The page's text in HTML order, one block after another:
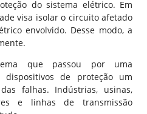
do sistema elétrico. Em
visa isolar o circuito afetado
envolvido. Desse modo, a
que passou por uma
dispositivos de proteção um
falhas. Indústrias, usinas,
e linhas de transmissão